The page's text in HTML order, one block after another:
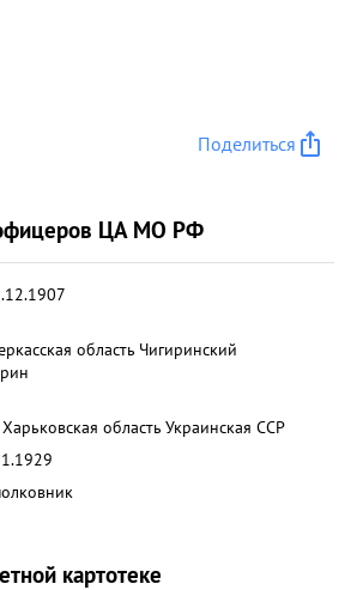
Поделиться
ЦА МО РФ
область Чигиринский
область Украинская ССР
картотеке